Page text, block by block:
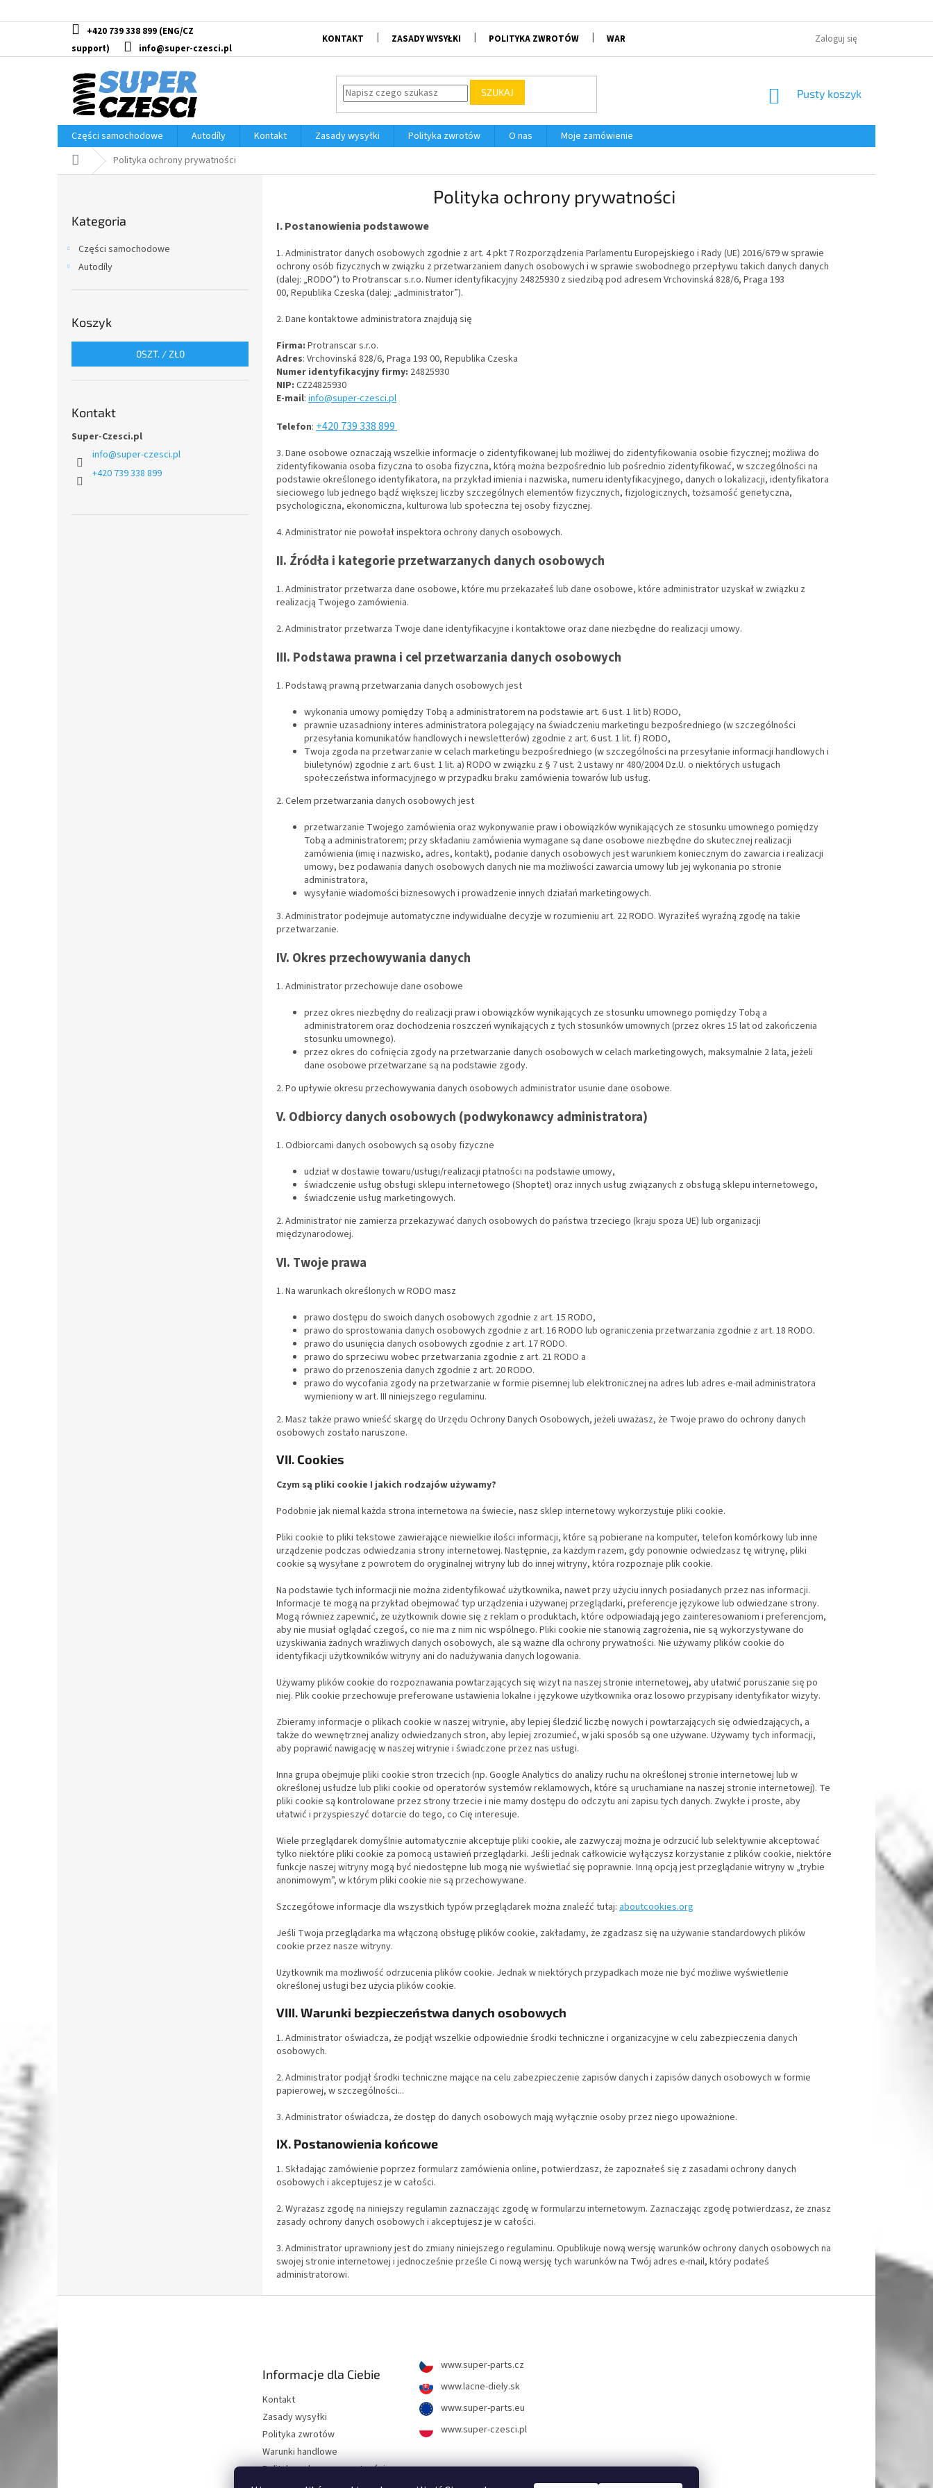
do
+420 739 338 899
info@super-czesci.pl
KONTAKT ZASADY WYSYŁKI POLITYKA ZWROTÓW WARUNKI HANDLOWE POLITYKA OCHRONY PRYWATNOŚCI
Zaloguj się
SZUKAJ KOSZYK
Pusty koszyk
Części samochodowe Autodíly Kontakt Zasady wysyłki Polityka zwrotów O nas
Moje zamówienie
Home Polityka ochrony prywatności
kategorie
Kategoria
Części samochodowe
Autodíly
Koszyk
0SZT. /ZŁ0
Kontakt
Super-Czesci.pl
info@super-czesci.pl
+420 739 338 899
Polityka ochrony prywatności
I. Postanowienia podstawowe
1. Administrator danych osobowych zgodnie z art. 4 pkt 7 Rozporządzenia Parlamentu Europejskiego i Rady (UE) 2016/679 w sprawie
ochrony osób fizycznych w związku z przetwarzaniem danych osobowych i w sprawie swobodnego przepływu takich danych danych
(dalej: „RODO”) to Protranscar s.r.o. Numer identyfikacyjny 24825930 z siedzibą pod adresem Vrchovinská 828/6, Praga 193
00, Republika Czeska (dalej: „administrator”).
2. Dane kontaktowe administratora znajdują się
Firma: Protranscar s.r.o.
Adres: Vrchovinská 828/6, Praga 193 00, Republika Czeska
Numer identyfikacyjny firmy: 24825930
NIP: CZ24825930
E-mail: info@super-czesci.pl
Telefon: +420 739 338 899
3. Dane osobowe oznaczają wszelkie informacje o zidentyfikowanej lub możliwej do zidentyfikowania osobie fizycznej; możliwa do
zidentyfikowania osoba fizyczna to osoba fizyczna, którą można bezpośrednio lub pośrednio zidentyfikować, w szczególności na
podstawie określonego identyfikatora, na przykład imienia i nazwiska, numeru identyfikacyjnego, danych o lokalizacji, identyfikatora
sieciowego lub jednego bądź większej liczby szczególnych elementów fizycznych, fizjologicznych, tożsamość genetyczna,
psychologiczna, ekonomiczna, kulturowa lub społeczna tej osoby fizycznej.
4. Administrator nie powołał inspektora ochrony danych osobowych.
II. Źródła i kategorie przetwarzanych danych osobowych
1. Administrator przetwarza dane osobowe, które mu przekazałeś lub dane osobowe, które administrator uzyskał w związku z
realizacją Twojego zamówienia.
2. Administrator przetwarza Twoje dane identyfikacyjne i kontaktowe oraz dane niezbędne do realizacji umowy.
III. Podstawa prawna i cel przetwarzania danych osobowych
1. Podstawą prawną przetwarzania danych osobowych jest
wykonania umowy pomiędzy Tobą a administratorem na podstawie art. 6 ust. 1 lit b) RODO,
prawnie uzasadniony interes administratora polegający na świadczeniu marketingu bezpośredniego (w szczególności
przesyłania komunikatów handlowych i newsletterów) zgodnie z art. 6 ust. 1 lit. f) RODO,
Twoja zgoda na przetwarzanie w celach marketingu bezpośredniego (w szczególności na przesyłanie informacji handlowych i
biuletynów) zgodnie z art. 6 ust. 1 lit. a) RODO w związku z § 7 ust. 2 ustawy nr 480/2004 Dz.U. o niektórych usługach
społeczeństwa informacyjnego w przypadku braku zamówienia towarów lub usług.
2. Celem przetwarzania danych osobowych jest
przetwarzanie Twojego zamówienia oraz wykonywanie praw i obowiązków wynikających ze stosunku umownego pomiędzy
Tobą a administratorem; przy składaniu zamówienia wymagane są dane osobowe niezbędne do skutecznej realizacji
zamówienia (imię i nazwisko, adres, kontakt), podanie danych osobowych jest warunkiem koniecznym do zawarcia i realizacji
umowy, bez podawania danych osobowych danych nie ma możliwości zawarcia umowy lub jej wykonania po stronie
administratora,
wysyłanie wiadomości biznesowych i prowadzenie innych działań marketingowych.
3. Administrator podejmuje automatyczne indywidualne decyzje w rozumieniu art. 22 RODO. Wyraziłeś wyraźną zgodę na takie
przetwarzanie.
IV. Okres przechowywania danych
1. Administrator przechowuje dane osobowe
przez okres niezbędny do realizacji praw i obowiązków wynikających ze stosunku umownego pomiędzy Tobą a
administratorem oraz dochodzenia roszczeń wynikających z tych stosunków umownych (przez okres 15 lat od zakończenia
stosunku umownego).
przez okres do cofnięcia zgody na przetwarzanie danych osobowych w celach marketingowych, maksymalnie 2 lata, jeżeli
dane osobowe przetwarzane są na podstawie zgody.
2. Po upływie okresu przechowywania danych osobowych administrator usunie dane osobowe.
V. Odbiorcy danych osobowych (podwykonawcy administratora)
1. Odbiorcami danych osobowych są osoby fizyczne
udział w dostawie towaru/usługi/realizacji płatności na podstawie umowy,
świadczenie usług obsługi sklepu internetowego (Shoptet) oraz innych usług związanych z obsługą sklepu internetowego,
świadczenie usług marketingowych.
2. Administrator nie zamierza przekazywać danych osobowych do państwa trzeciego (kraju spoza UE) lub organizacji
międzynarodowej.
VI. Twoje prawa
1. Na warunkach określonych w RODO masz
prawo dostępu do swoich danych osobowych zgodnie z art. 15 RODO,
prawo do sprostowania danych osobowych zgodnie z art. 16 RODO lub ograniczenia przetwarzania zgodnie z art. 18 RODO.
prawo do usunięcia danych osobowych zgodnie z art. 17 RODO.
prawo do sprzeciwu wobec przetwarzania zgodnie z art. 21 RODO a
prawo do przenoszenia danych zgodnie z art. 20 RODO.
prawo do wycofania zgody na przetwarzanie w formie pisemnej lub elektronicznej na adres lub adres e-mail administratora
wymieniony w art. III niniejszego regulaminu.
2. Masz także prawo wnieść skargę do Urzędu Ochrony Danych Osobowych, jeżeli uważasz, że Twoje prawo do ochrony danych
osobowych zostało naruszone.
VII. Cookies
Czym są pliki cookie I jakich rodzajów używamy?
Podobnie jak niemal każda strona internetowa na świecie, nasz sklep internetowy wykorzystuje pliki cookie.
Pliki cookie to pliki tekstowe zawierające niewielkie ilości informacji, które są pobierane na komputer, telefon komórkowy lub inne
urządzenie podczas odwiedzania strony internetowej. Następnie, za każdym razem, gdy ponownie odwiedzasz tę witrynę, pliki
cookie są wysyłane z powrotem do oryginalnej witryny lub do innej witryny, która rozpoznaje plik cookie.
Na podstawie tych informacji nie można zidentyfikować użytkownika, nawet przy użyciu innych posiadanych przez nas informacji.
Informacje te mogą na przykład obejmować typ urządzenia i używanej przeglądarki, preferencje językowe lub odwiedzane strony.
Mogą również zapewnić, że użytkownik dowie się z reklam o produktach, które odpowiadają jego zainteresowaniom i preferencjom,
aby nie musiał oglądać czegoś, co nie ma z nim nic wspólnego. Pliki cookie nie stanowią zagrożenia, nie są wykorzystywane do
uzyskiwania żadnych wrażliwych danych osobowych, ale są ważne dla ochrony prywatności. Nie używamy plików cookie do
identyfikacji użytkowników witryny ani do nadużywania danych logowania.
Używamy plików cookie do rozpoznawania powtarzających się wizyt na naszej stronie internetowej, aby ułatwić poruszanie się po
niej. Plik cookie przechowuje preferowane ustawienia lokalne i językowe użytkownika oraz losowo przypisany identyfikator wizyty.
Zbieramy informacje o plikach cookie w naszej witrynie, aby lepiej śledzić liczbę nowych i powtarzających się odwiedzających, a
także do wewnętrznej analizy odwiedzanych stron, aby lepiej zrozumieć, w jaki sposób są one używane. Używamy tych informacji,
aby poprawić nawigację w naszej witrynie i świadczone przez nas usługi.
Inna grupa obejmuje pliki cookie stron trzecich (np. Google Analytics do analizy ruchu na określonej stronie internetowej lub w
określonej usłudze lub pliki cookie od operatorów systemów reklamowych, które są uruchamiane na naszej stronie internetowej). Te
pliki cookie są kontrolowane przez strony trzecie i nie mamy dostępu do odczytu ani zapisu tych danych. Zwykłe i proste, aby
ułatwić i przyspieszyć dotarcie do tego, co Cię interesuje.
Wiele przeglądarek domyślnie automatycznie akceptuje pliki cookie, ale zazwyczaj można je odrzucić lub selektywnie akceptować
tylko niektóre pliki cookie za pomocą ustawień przeglądarki. Jeśli jednak całkowicie wyłączysz korzystanie z plików cookie, niektóre
funkcje naszej witryny mogą być niedostępne lub mogą nie wyświetlać się poprawnie. Inną opcją jest przeglądanie witryny w „trybie
anonimowym”, w którym pliki cookie nie są przechowywane.
Szczegółowe informacje dla wszystkich typów przeglądarek można znaleźć tutaj: aboutcookies.org
Jeśli Twoja przeglądarka ma włączoną obsługę plików cookie, zakładamy, że zgadzasz się na używanie standardowych plików
cookie przez nasze witryny.
Użytkownik ma możliwość odrzucenia plików cookie. Jednak w niektórych przypadkach może nie być możliwe wyświetlenie
określonej usługi bez użycia plików cookie.
VIII. Warunki bezpieczeństwa danych osobowych
1. Administrator oświadcza, że ​​podjął wszelkie odpowiednie środki techniczne i organizacyjne w celu zabezpieczenia danych
osobowych.
2. Administrator podjął środki techniczne mające na celu zabezpieczenie zapisów danych i zapisów danych osobowych w formie
papierowej, w szczególności...
3. Administrator oświadcza, że ​​dostęp do danych osobowych mają wyłącznie osoby przez niego upoważnione.
IX. Postanowienia końcowe
1. Składając zamówienie poprzez formularz zamówienia online, potwierdzasz, że zapoznałeś się z zasadami ochrony danych
osobowych i akceptujesz je w całości.
2. Wyrażasz zgodę na niniejszy regulamin zaznaczając zgodę w formularzu internetowym. Zaznaczając zgodę potwierdzasz, że znasz
zasady ochrony danych osobowych i akceptujesz je w całości.
3. Administrator uprawniony jest do zmiany niniejszego regulaminu. Opublikuje nową wersję warunków ochrony danych osobowych na
swojej stronie internetowej i jednocześnie prześle Ci nową wersję tych warunków na Twój adres e-mail, który podałeś
administratorowi.
p
k
a
Informacje dla Ciebie
Kontakt
Zasady wysyłki
Polityka zwrotów
Warunki handlowe
Polityka ochrony prywatności
www.super-parts.cz
www.lacne-diely.sk
www.super-parts.eu
www.super-czesci.pl